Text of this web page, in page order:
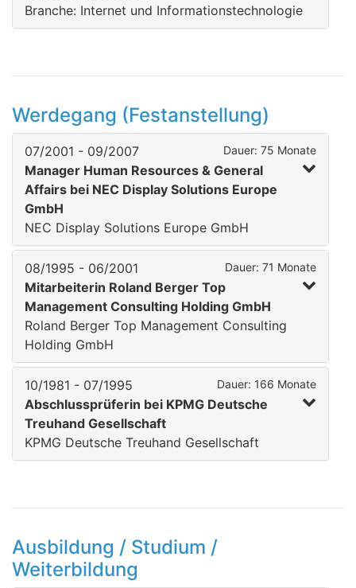
Branche: Internet und Informationstechnologie
Werdegang (Festanstellung)
07/2001 - 09/2007 Dauer: 75 Monate
Manager Human Resources & General
Affairs bei NEC Display Solutions Europe
GmbH
NEC Display Solutions Europe GmbH
08/1995 - 06/2001 Dauer: 71 Monate
Mitarbeiterin Roland Berger Top
Management Consulting Holding GmbH
Roland Berger Top Management Consulting
Holding GmbH
10/1981 - 07/1995 Dauer: 166 Monate
Abschlussprüferin bei KPMG Deutsche
Treuhand Gesellschaft
KPMG Deutsche Treuhand Gesellschaft
Ausbildung / Studium /
Weiterbildung